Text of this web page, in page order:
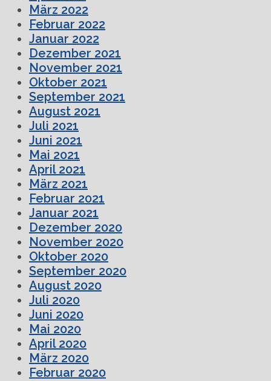
März 2022
Februar 2022
Januar 2022
Dezember 2021
November 2021
Oktober 2021
September 2021
August 2021
Juli 2021
Juni 2021
Mai 2021
April 2021
März 2021
Februar 2021
Januar 2021
Dezember 2020
November 2020
Oktober 2020
September 2020
August 2020
Juli 2020
Juni 2020
Mai 2020
April 2020
März 2020
Februar 2020